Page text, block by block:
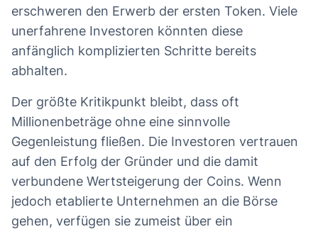
erschweren den Erwerb der ersten Token. Viele
unerfahrene Investoren könnten diese
anfänglich komplizierten Schritte bereits
abhalten.
Der größte Kritikpunkt bleibt, dass oft
Millionenbeträge ohne eine sinnvolle
Gegenleistung fließen. Die Investoren vertrauen
auf den Erfolg der Gründer und die damit
verbundene Wertsteigerung der Coins. Wenn
jedoch etablierte Unternehmen an die Börse
gehen, verfügen sie zumeist über ein